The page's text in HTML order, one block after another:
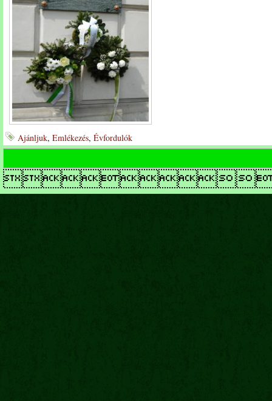
Ajánljuk, Emlékezés, Évfordulók